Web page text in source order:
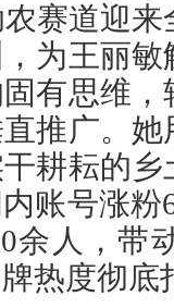
赛道迎
为王丽
有思维
推广。
耕耘的
账号涨粉
余人，带
热度彻底